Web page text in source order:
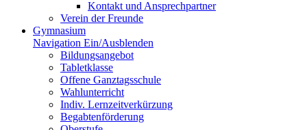
Kontakt und Ansprechpartner
Verein der Freunde
Gymnasium
Navigation Ein/Ausblenden
Bildungsangebot
Tabletklasse
Offene Ganztagsschule
Wahlunterricht
Indiv. Lernzeitverkürzung
Begabtenförderung